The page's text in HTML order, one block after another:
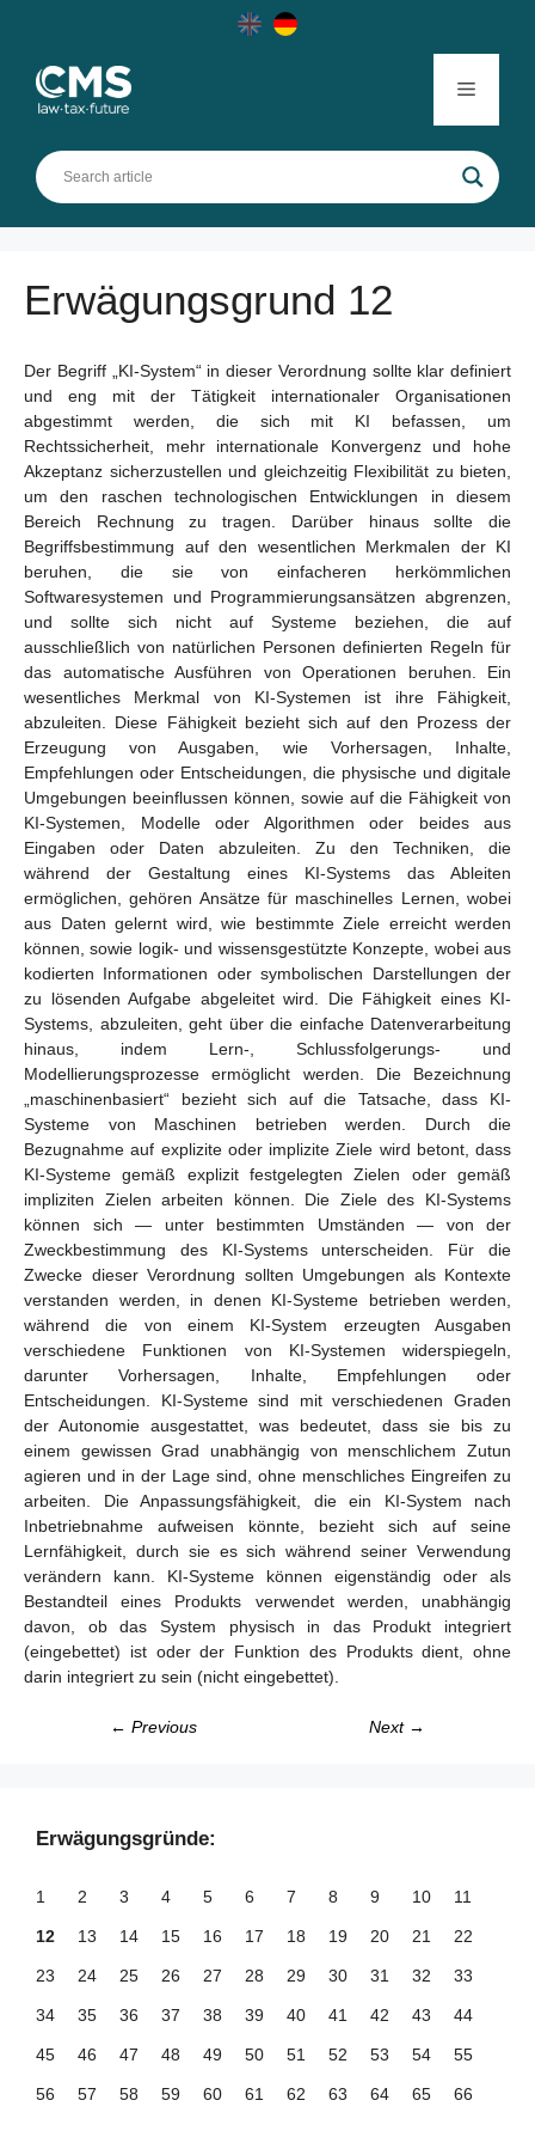
Menu
Erwägungsgrund 12
Der Begriff „KI-System“ in dieser Verordnung sollte klar definiert
und eng mit der Tätigkeit internationaler Organisationen
abgestimmt werden, die sich mit KI befassen, um
Rechtssicherheit, mehr internationale Konvergenz und hohe
Akzeptanz sicherzustellen und gleichzeitig Flexibilität zu bieten,
um den raschen technologischen Entwicklungen in diesem
Bereich Rechnung zu tragen. Darüber hinaus sollte die
Begriffsbestimmung auf den wesentlichen Merkmalen der KI
beruhen, die sie von einfacheren herkömmlichen
Softwaresystemen und Programmierungsansätzen abgrenzen,
und sollte sich nicht auf Systeme beziehen, die auf
ausschließlich von natürlichen Personen definierten Regeln für
das automatische Ausführen von Operationen beruhen. Ein
wesentliches Merkmal von KI-Systemen ist ihre Fähigkeit,
abzuleiten. Diese Fähigkeit bezieht sich auf den Prozess der
Erzeugung von Ausgaben, wie Vorhersagen, Inhalte,
Empfehlungen oder Entscheidungen, die physische und digitale
Umgebungen beeinflussen können, sowie auf die Fähigkeit von
KI-Systemen, Modelle oder Algorithmen oder beides aus
Eingaben oder Daten abzuleiten. Zu den Techniken, die
während der Gestaltung eines KI-Systems das Ableiten
ermöglichen, gehören Ansätze für maschinelles Lernen, wobei
aus Daten gelernt wird, wie bestimmte Ziele erreicht werden
können, sowie logik- und wissensgestützte Konzepte, wobei aus
kodierten Informationen oder symbolischen Darstellungen der
zu lösenden Aufgabe abgeleitet wird. Die Fähigkeit eines KI-
Systems, abzuleiten, geht über die einfache Datenverarbeitung
hinaus, indem Lern-, Schlussfolgerungs- und
Modellierungsprozesse ermöglicht werden. Die Bezeichnung
„maschinenbasiert“ bezieht sich auf die Tatsache, dass KI-
Systeme von Maschinen betrieben werden. Durch die
Bezugnahme auf explizite oder implizite Ziele wird betont, dass
KI-Systeme gemäß explizit festgelegten Zielen oder gemäß
impliziten Zielen arbeiten können. Die Ziele des KI-Systems
können sich — unter bestimmten Umständen — von der
Zweckbestimmung des KI-Systems unterscheiden. Für die
Zwecke dieser Verordnung sollten Umgebungen als Kontexte
verstanden werden, in denen KI-Systeme betrieben werden,
während die von einem KI-System erzeugten Ausgaben
verschiedene Funktionen von KI-Systemen widerspiegeln,
darunter Vorhersagen, Inhalte, Empfehlungen oder
Entscheidungen. KI-Systeme sind mit verschiedenen Graden
der Autonomie ausgestattet, was bedeutet, dass sie bis zu
einem gewissen Grad unabhängig von menschlichem Zutun
agieren und in der Lage sind, ohne menschliches Eingreifen zu
arbeiten. Die Anpassungsfähigkeit, die ein KI-System nach
Inbetriebnahme aufweisen könnte, bezieht sich auf seine
Lernfähigkeit, durch sie es sich während seiner Verwendung
verändern kann. KI-Systeme können eigenständig oder als
Bestandteil eines Produkts verwendet werden, unabhängig
davon, ob das System physisch in das Produkt integriert
(eingebettet) ist oder der Funktion des Produkts dient, ohne
darin integriert zu sein (nicht eingebettet).
← Previous Next →
Erwägungsgründe:
1 2 3 4 5 6 7 8 9 10 11
12 13 14 15 16 17 18 19 20 21 22
23 24 25 26 27 28 29 30 31 32 33
34 35 36 37 38 39 40 41 42 43 44
45 46 47 48 49 50 51 52 53 54 55
56 57 58 59 60 61 62 63 64 65 66